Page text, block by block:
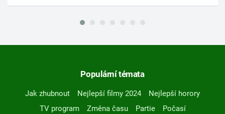
Populární témata
Jak zhubnout Nejlepší filmy 2024
Nejlepší horory
TV program
Změna času Partie
Počasí